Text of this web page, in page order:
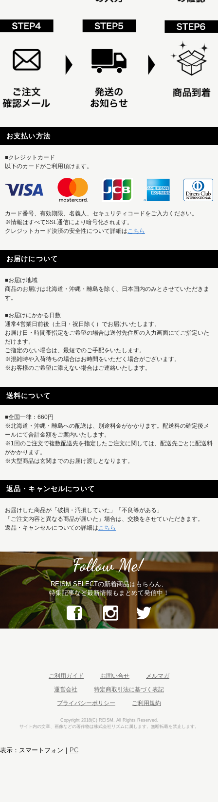
お支払い方法
■クレジットカード
以下のカードがご利用頂けます。
カード番号、有効期限、名義人、セキュリティコードをご入力ください。
※情報はすべてSSL通信により暗号化されます。
クレジットカード決済の安全性について詳細は こちら
お届けについて
■お届け地域
商品のお届けは北海道・沖縄・離島を除く、日本国内のみとさせていただきま
す。
■お届けにかかる日数
通常4営業日前後（土日・祝日除く）でお届けいたします。
お届け日・時間帯指定をご希望の場合は送付先住所の入力画面にてご指定いた
だけます。
ご指定のない場合は、最短でのご手配をいたします。
※混雑時や入荷待ちの場合はお時間をいただく場合がございます。
※お客様のご希望に添えない場合はご連絡いたします。
送料について
■全国一律：660円
※北海道・沖縄・離島への配送は、別途料金がかかります。配送料の確定後メ
ールにて合計金額をご案内いたします。
※1回のご注文で複数配送先を指定したご注文に関しては、配送先ごとに配送料
がかかります。
※大型商品は玄関までのお届け渡しとなります。
返品・キャンセルについて
お届けした商品が「破損・汚損していた」「不良等がある」
「ご注文内容と異なる商品が届いた」場合は、交換をさせていただきます。
返品・キャンセルについての詳細は こちら
REISM SELECTの新着商品はもちろん、
特集記事など最新情報もまとめて発信中！
ご利用ガイド お問い合せ
メルマガ
運営会社
特定商取引法に基づく表記
プライバシーポリシー
ご利用規約
Copyright 2018(C) REISM. All Rights Reserved.
サイト内の文章、画像などの著作物は株式会社リズムに属します。無断転載を禁止します。
表示：スマートフォン｜ PC